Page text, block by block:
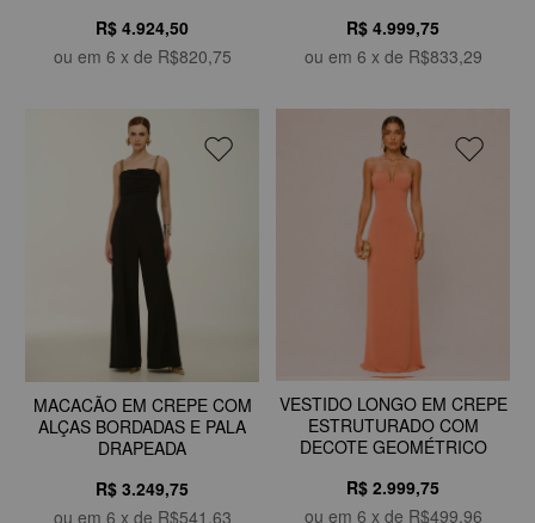
R$ 4.924,50
ou em 6 x de R$820,75
R$ 4.999,75
ou em 6 x de R$833,29
MACACÃO EM CREPE COM
ALÇAS BORDADAS E PALA
DRAPEADA
R$ 3.249,75
ou em 6 x de R$541,63
VESTIDO LONGO EM CREPE
ESTRUTURADO COM
DECOTE GEOMÉTRICO
R$ 2.999,75
ou em 6 x de R$499,96